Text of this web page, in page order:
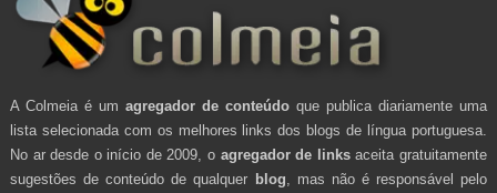
A Colmeia é um agregador de conteúdo que publica diariamente uma
lista selecionada com os melhores links dos blogs de língua portuguesa.
No ar desde o início de 2009, o agregador de linksaceita gratuitamente
sugestões de conteúdo de qualquer blog , mas não é responsável pelo